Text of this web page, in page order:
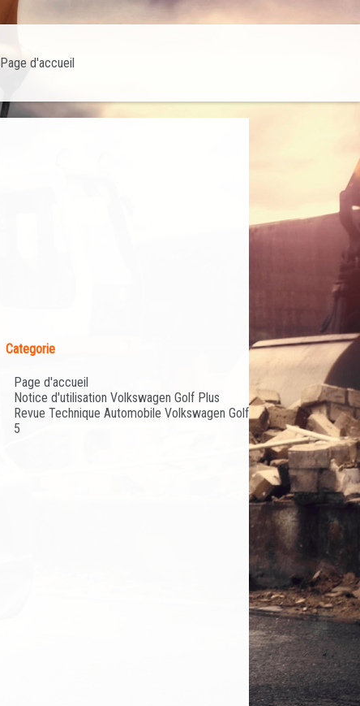
Page d'accueil
Categorie
Page d'accueil
Notice d'utilisation Volkswagen Golf Plus
Revue Technique Automobile Volkswagen Golf
5